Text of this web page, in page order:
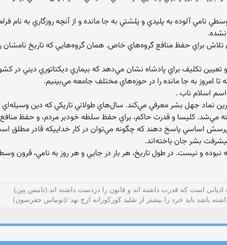
نامي آلوده به پليدي و پلشتي به جا مانده و از آنچه روزگاري به نام
براي حفظ منافع گروه‌هاي خاص. همان گروه‌هايي كه تاريخ نامشان
تعيين تكليف براي پادشاه نشان مي‌دهد كه بيماري ديكتاتوري ديني در
امروز به جا مانده را در حوزه‌هاي مختلف جامعه مي‌بينيم.
اسم اسلام ناب .
نماد جهل بشر معرفي مي‌كند. سال‌هاي طولاني تاريكي كه دين
مي‌شد. كليسا و قدرت حاكم، براي حفظ سلطه خودبر مردم، و حفظ
پرسش اساسي پاسخ دهند كه چگونه مي‌توان در كار خداييكه قادر مطلق
بشر جان باخته‌اند.
و نيست. در طول تاريخ، هر بار در جايي و هر روز به نامي، قرون
است که قدرت داشته اند و قانون را دردست داشته اند.(تامس پین)
باشد باید خرد را بیشتر از تقلید کورکورانه ارج نهد./(توماس جفرسون)